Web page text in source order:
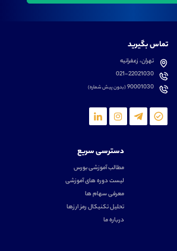
تماس بگیرید
تهران، زعفرانیه
021-22021030
90001030(بدون پیش شماره)
دسترسی سریع
مطالب آموزشی بورس
لیست دوره های آموزشی
معرفی سهام ها
تحلیل تکنیکال رمز ارزها
درباره ما